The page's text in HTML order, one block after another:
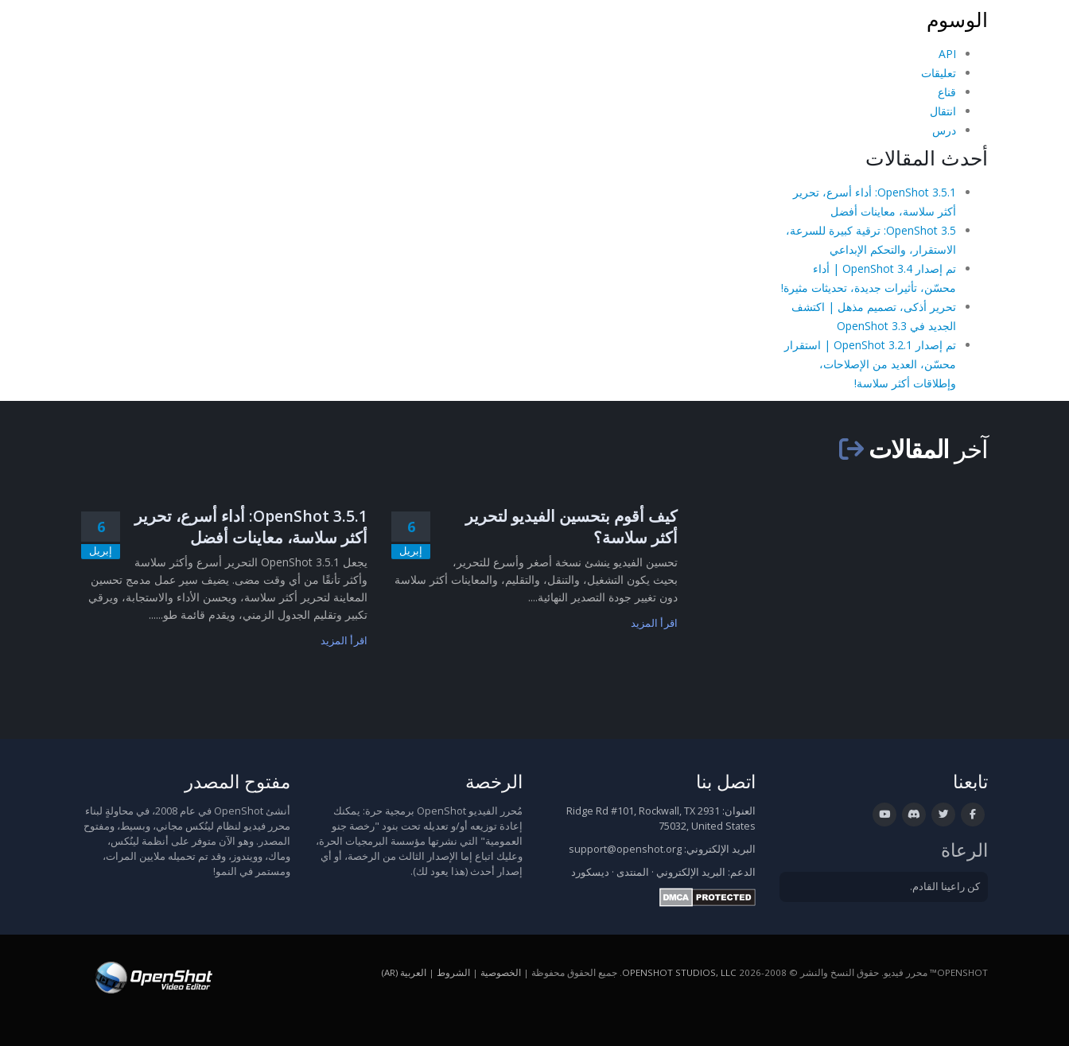
الوسوم
API
تعليقات
قناع
انتقال
درس
أحدث المقالات
OpenShot 3.5.1: أداء أسرع، تحرير
أكثر سلاسة، معاينات أفضل
OpenShot 3.5: ترقية كبيرة للسرعة،
الاستقرار، والتحكم الإبداعي
تم إصدار OpenShot 3.4 | أداء
محسّن، تأثيرات جديدة، تحديثات مثيرة!
تحرير أذكى، تصميم مذهل | اكتشف
الجديد في OpenShot 3.3
تم إصدار OpenShot 3.2.1 | استقرار
محسّن، العديد من الإصلاحات،
وإطلاقات أكثر سلاسة!
آخر المقالات
6
إبريل
OpenShot 3.5.1: أداء أسرع، تحرير
أكثر سلاسة، معاينات أفضل
يجعل OpenShot 3.5.1 التحرير أسرع وأكثر سلاسة
وأكثر تأنقًا من أي وقت مضى. يضيف سير عمل مدمج تحسين
المعاينة لتحرير أكثر سلاسة، ويحسن الأداء والاستجابة، ويرقي
تكبير وتقليم الجدول الزمني، ويقدم قائمة طو......
اقرأ المزيد
6
إبريل
كيف أقوم بتحسين الفيديو لتحرير
أكثر سلاسة؟
تحسين الفيديو ينشئ نسخة أصغر وأسرع للتحرير،
بحيث يكون التشغيل، والتنقل، والتقليم، والمعاينات أكثر سلاسة
دون تغيير جودة التصدير النهائية....
اقرأ المزيد
مفتوح المصدر
أنشئ OpenShot في عام 2008، في محاولةٍ لبناء
محرر فيديو لنظام لينُكس مجاني، وبسيط، ومفتوح
المصدر. وهو الآن متوفر على أنظمة لينُكس،
وماك، وويندوز، وقد تم تحميله ملايين المرات،
ومستمر في النمو!
الرخصة
مُحرر الفيديو OpenShot برمجية حرة: يمكنك
إعادة توزيعه أو/و تعديله تحت بنود "رخصة جنو
العمومية" التي نشرتها مؤسسة البرمجيات الحرة،
وعليك اتباع إما الإصدار الثالث من الرخصة، أو أي
إصدار أحدث (هذا يعود لك).
اتصل بنا
العنوان:
2931 Ridge Rd #101, Rockwall, TX
75032, United States
البريد الإلكتروني: support@openshot.org
الدعم: البريد الإلكتروني · المنتدى · ديسكورد
تابعنا
الرعاة
كن راعينا القادم.
OPENSHOT™ محرر فيديو. حقوق النسخ والنشر © 2008-2026 OPENSHOT STUDIOS, LLC. جميع الحقوق محفوظة | الخصوصية | الشروط | العربية (AR)